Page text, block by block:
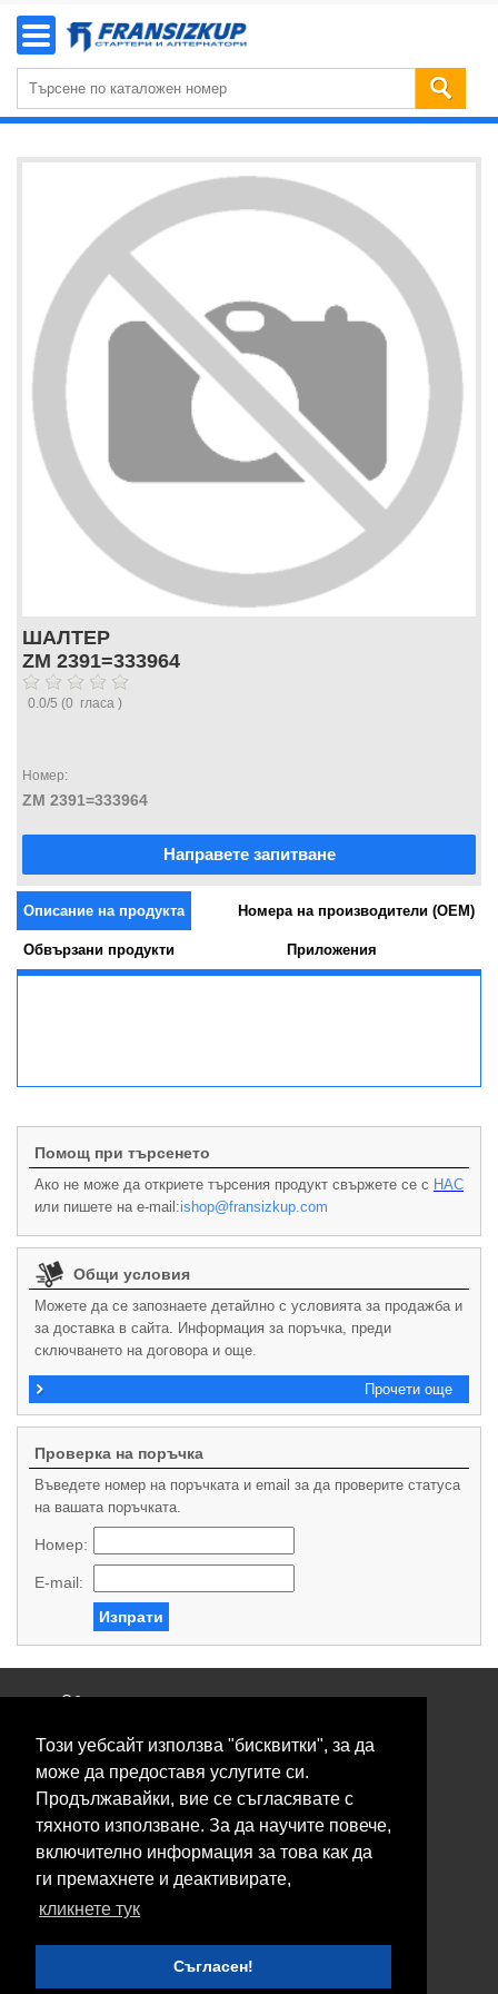
Този уебсайт използва "бисквитки", за да
може да предоставя услугите си.
Продължавайки, вие се съгласявате с
тяхното използване. За да научите повече,
включително информация за това как да
ги премахнете и деактивирате,
кликнете тук
Съгласен!
ШАЛТЕР
ZM 2391=333964
0.0/5 (0 гласа )
Номер:
ZM 2391=333964
Направете запитване
Описание на продукта Номера на производители (OEM)
Обвързани продукти Приложения
Помощ при търсенето
Ако не може да откриете търсения продукт свържете се с НАС
или пишете на e-mail:ishop@fransizkup.com
Общи условия
Можете да се запознаете детайлно с условията за продажба и
за доставка в сайта. Информация за поръчка, преди
сключването на договора и още.
Прочети още
Проверка на поръчка
Въведете номер на поръчката и email за да проверите статуса
на вашата поръчката.
Номер:
E-mail:
Изпрати
Общи условия
Свържете се с нас
Контакти
Нашите сервизи
Блог
© 2026 Fransizkup.bg всички права запазени
Изграждане и поддръжка от
Boby_fransizkup